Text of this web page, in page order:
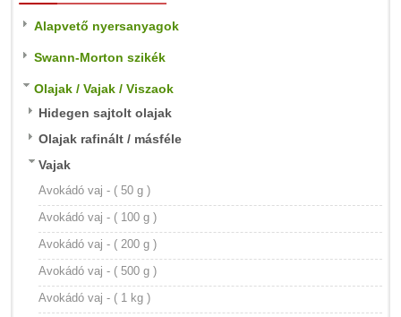
Alapvető nyersanyagok
Swann-Morton szikék
Olajak / Vajak / Viszaok
Hidegen sajtolt olajak
Olajak rafinált / másféle
Vajak
Avokádó vaj - ( 50 g )
Avokádó vaj - ( 100 g )
Avokádó vaj - ( 200 g )
Avokádó vaj - ( 500 g )
Avokádó vaj - ( 1 kg )